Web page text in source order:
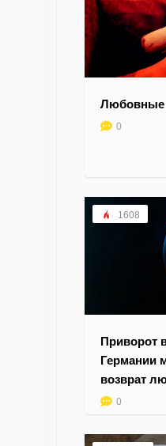
Любовные
0
1608
Приворот
Германии
возврат
0